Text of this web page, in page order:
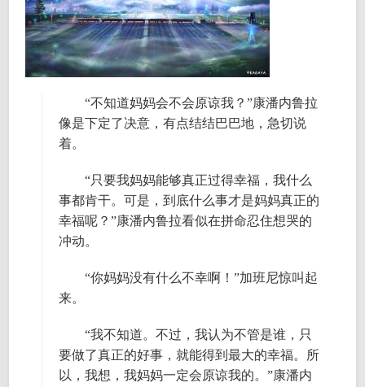
“不知道妈妈会不会原谅我？”康潘内鲁拉
像是下定了决意，有点结结巴巴地，急切说
着。
“只要我妈妈能够真正过得幸福，我什么
事都肯干。可是，到底什么事才是妈妈真正的
幸福呢？”康潘内鲁拉看似在拼命忍住想哭的
冲动。
“你妈妈没有什么不幸啊！”加班尼惊叫起
来。
“我不知道。不过，我认为不管是谁，只
要做了真正的好事，就能得到最大的幸福。所
以，我想，我妈妈一定会原谅我的。”康潘内